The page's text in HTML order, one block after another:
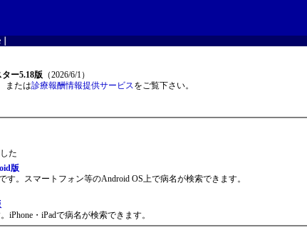
ー5.18版 （2026/6/1）
または診療報酬情報提供サービスをご覧下さい。
た
版
す。スマートフォン等のAndroid OS上で病名が検索できます。
iPhone・iPadで病名が検索できます。